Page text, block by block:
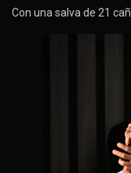
Con una salva de 21